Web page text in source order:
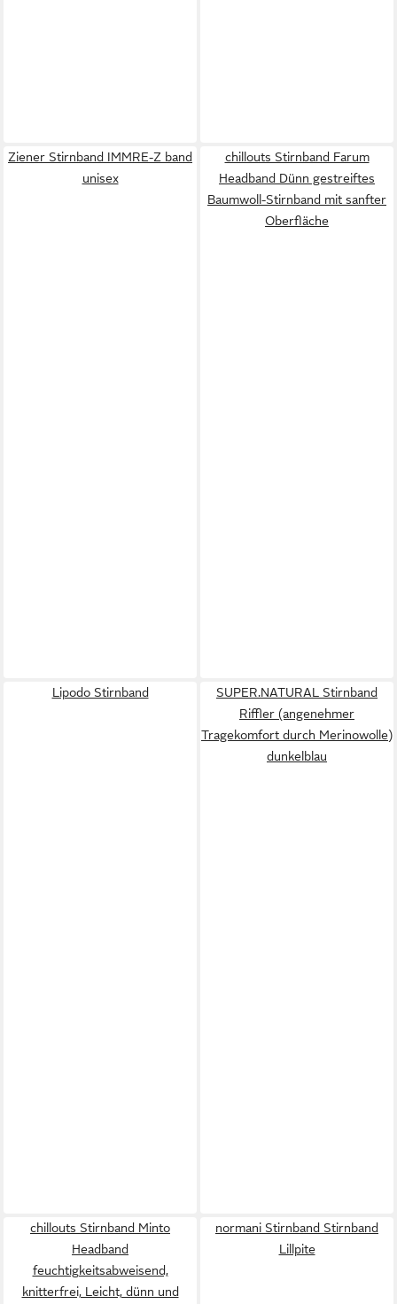
Ziener Stirnband IMMRE-Z band
unisex
chillouts Stirnband Farum
Headband Dünn gestreiftes
Baumwoll-Stirnband mit sanfter
Oberfläche
Lipodo Stirnband
SUPER.NATURAL Stirnband
Riffler (angenehmer
Tragekomfort durch Merinowolle)
dunkelblau
chillouts Stirnband Minto
Headband
feuchtigkeitsabweisend,
knitterfrei, Leicht, dünn und
normani Stirnband Stirnband
Lillpite